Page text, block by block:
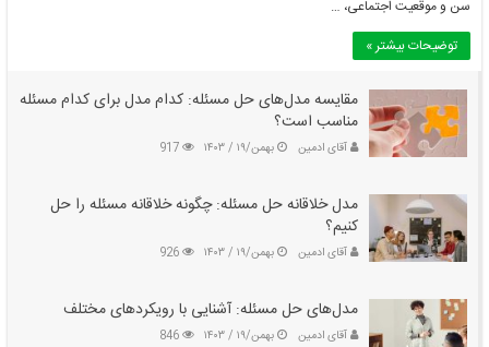
سن و موقعیت اجتماعی، …
توضیحات بیشتر »
مقایسه مدل‌های حل مسئله: کدام مدل برای کدام مسئله
مناسب است؟
آقای ادمین بهمن/۱۹ / ۱۴۰۳ 917
مدل خلاقانه حل مسئله: چگونه خلاقانه مسئله را حل
کنیم؟
آقای ادمین بهمن/۱۹ / ۱۴۰۳ 926
مدل‌های حل مسئله: آشنایی با رویکردهای مختلف
آقای ادمین بهمن/۱۹ / ۱۴۰۳ 846